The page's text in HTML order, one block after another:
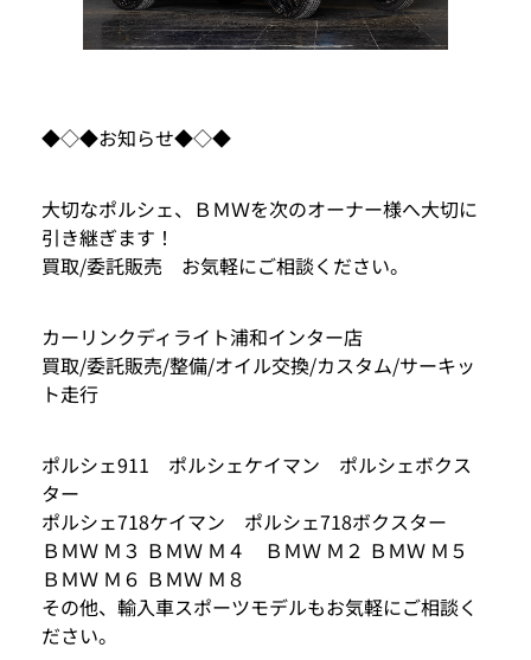
◆◇◆お知らせ◆◇◆
大切なポルシェ、ＢＭＷを次のオーナー様へ大切に
引き継ぎます！
買取/委託販売 お気軽にご相談ください。
カーリンクディライト浦和インター店
買取/委託販売/整備/オイル交換/カスタム/サーキッ
ト走行
ポルシェ911 ポルシェケイマン ポルシェボクス
ター
ポルシェ718ケイマン ポルシェ718ボクスター
ＢＭＷ Ｍ３ ＢＭＷ Ｍ４ ＢＭＷ Ｍ２ ＢＭＷ Ｍ５
ＢＭＷ Ｍ６ ＢＭＷ Ｍ８
その他、輸入車スポーツモデルもお気軽にご相談く
ださい。